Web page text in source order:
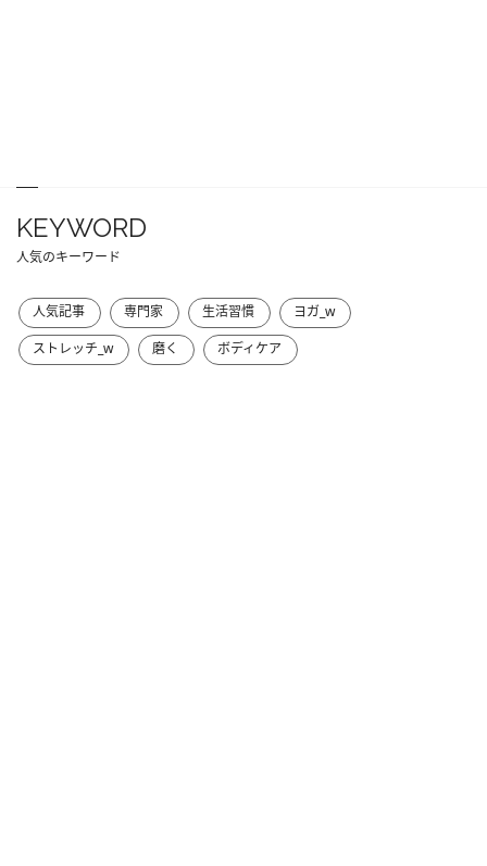
KEYWORD
人気のキーワード
人気記事 専門家 生活習慣
ヨガ_w
ストレッチ_w
磨く ボディケア